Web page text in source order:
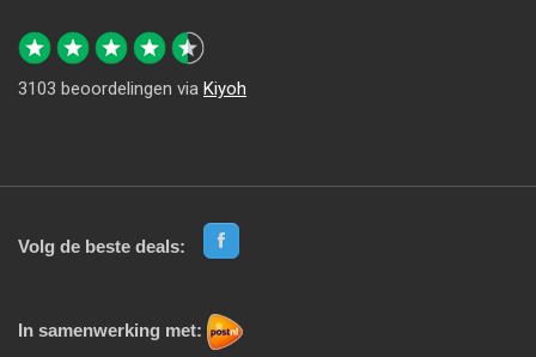
3103 beoordelingen via Kiyoh
Volg de beste deals:
In samenwerking met: